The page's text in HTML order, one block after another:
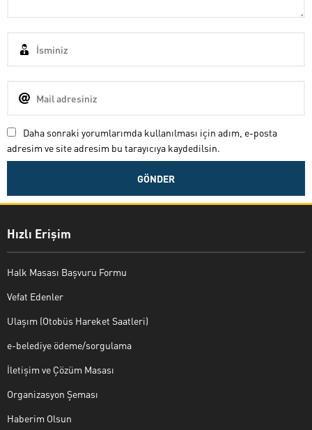
Daha sonraki yorumlarımda kullanılması için adım, e-posta
adresim ve site adresim bu tarayıcıya kaydedilsin.
Hızlı Erişim
Halk Masası Başvuru Formu
Vefat Edenler
Ulaşım (Otobüs Hareket Saatleri)
e-belediye ödeme/sorgulama
İletişim ve Çözüm Masası
Organizasyon Şeması
Haberim Olsun